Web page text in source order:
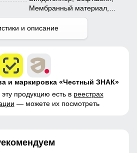
Мембранный материал,
Полиэстер
и описание
и маркировка «Честный ЗНАК»
продукцию есть в реестрах
— можете их посмотреть